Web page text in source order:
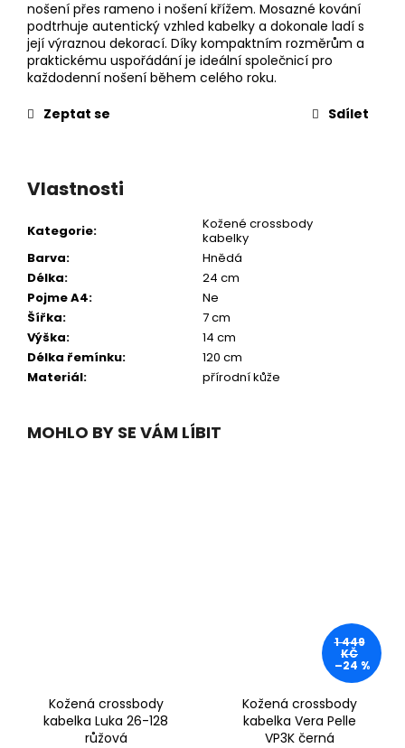
nošení přes rameno i nošení křížem. Mosazné kování
podtrhuje autentický vzhled kabelky a dokonale ladí s
její výraznou dekorací. Díky kompaktním rozměrům a
praktickému uspořádání je ideální společnicí pro
každodenní nošení během celého roku.
Zeptat se
Sdílet
Vlastnosti
Kategorie:
Kožené crossbody
kabelky
Barva:
Hnědá
Délka:
24 cm
Pojme A4:
Ne
Šířka:
7 cm
Výška:
14 cm
Délka řemínku:
120 cm
Materiál: přírodní kůže
MOHLO BY SE VÁM LÍBIT
Kožená crossbody
kabelka Luka 26-128
růžová
1 449
KČ
–24 %
Kožená crossbody
kabelka Vera Pelle
VP3K černá